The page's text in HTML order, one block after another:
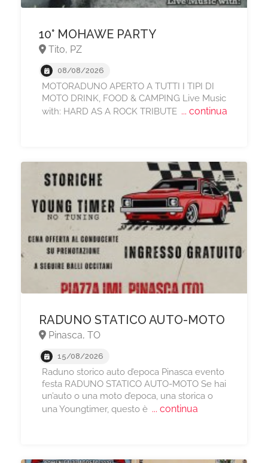
10° MOHAWE PARTY
Tito, PZ
08/08/2026
MOTORADUNO APERTO A TUTTI I TIPI DI
MOTO DRINK, FOOD & CAMPING Live Music
with: HARD AS A ROCK TRIBUTE... continua
RADUNO STATICO AUTO-MOTO
Pinasca, TO
15/08/2026
Raduno storico auto d’epoca Pinasca evento
festa RADUNO STATICO AUTO-MOTO Se hai
un’auto o una moto d’epoca, una storica o
una Youngtimer, questo è... continua